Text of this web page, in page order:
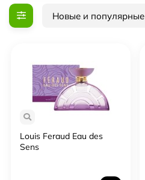
Новые и популярные
Louis Feraud Eau des
Sens